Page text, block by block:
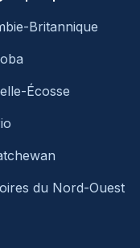
Britannique
Écosse
du Nord-Ouest